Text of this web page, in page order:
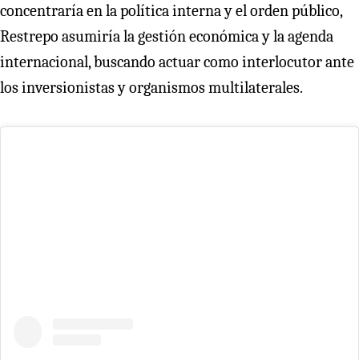
concentraría en la política interna y el orden público,
Restrepo asumiría la gestión económica y la agenda
internacional, buscando actuar como interlocutor ante
los inversionistas y organismos multilaterales.